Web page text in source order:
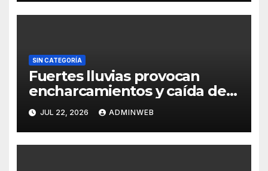
SIN CATEGORÍA
Fuertes lluvias provocan
encharcamientos y caída de
un árbol, sin daños graves en
Acapulco
JUL 22, 2026 ADMINWEB